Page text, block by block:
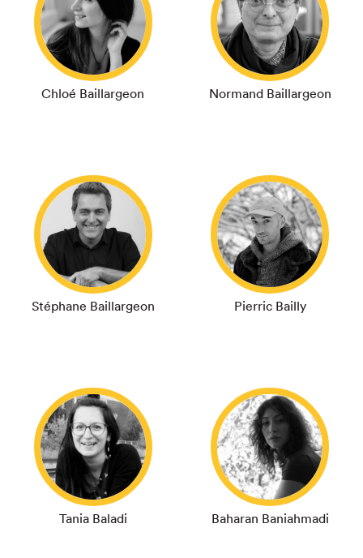
Chloé Baillargeon Normand Baillargeon
Stéphane Baillargeon Pierric Bailly
Tania Baladi Baharan Baniahmadi